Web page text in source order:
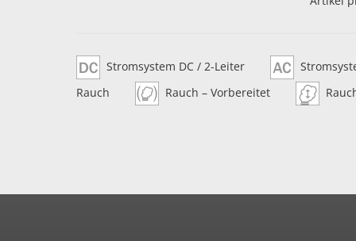
Stromsystem DC / 2-Leiter
Rauch
Rauch – Vorbereitet